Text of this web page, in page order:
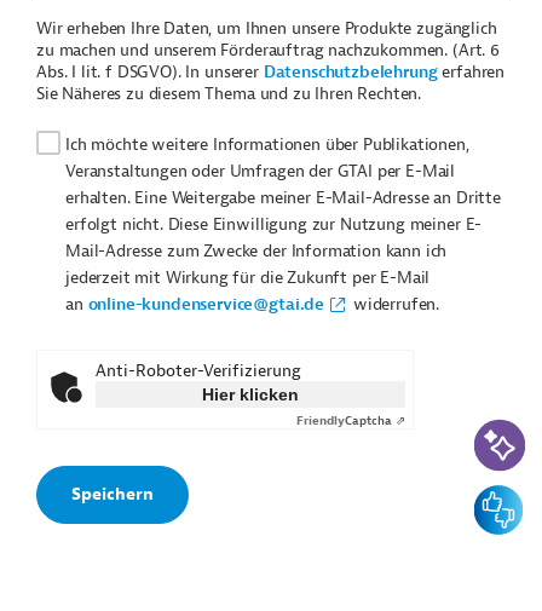
Wir erheben Ihre Daten, um Ihnen unsere Produkte zugänglich
zu machen und unserem Förderauftrag nachzukommen. (Art. 6
Abs. I lit. f DSGVO). In unserer Datenschutzbelehrungerfahren
Sie Näheres zu diesem Thema und zu Ihren Rechten.
Ich möchte weitere Informationen über Publikationen,
Veranstaltungen oder Umfragen der GTAI per E-Mail
erhalten. Eine Weitergabe meiner E-Mail-Adresse an Dritte
erfolgt nicht. Diese Einwilligung zur Nutzung meiner E-
Mail-Adresse zum Zwecke der Information kann ich
jederzeit mit Wirkung für die Zukunft per E-Mail
an online-kundenservice@gtai.de widerrufen.
Anti-Roboter-Verifizierung
Hier klicken
FriendlyCaptcha ⇗ KI-